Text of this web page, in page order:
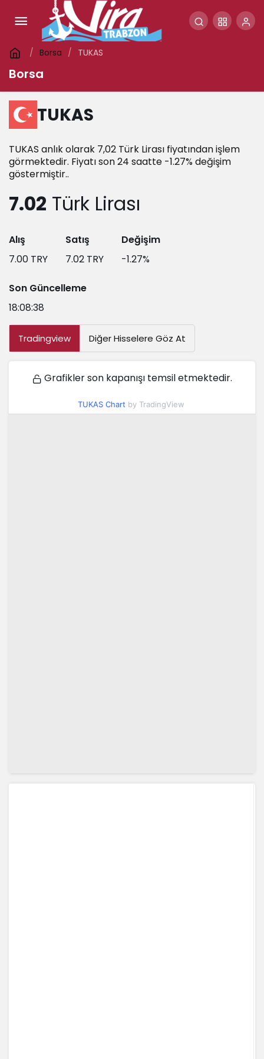
Borsa TUKAS
Borsa
TUKAS
TUKAS anlık olarak 7,02 Türk Lirası fiyatından işlem
görmektedir. Fiyatı son 24 saatte -1.27% değişim
göstermiştir..
7.02 Türk Lirası
Alış
7.00 TRY
Satış
7.02 TRY
Değişim
-1.27%
Son Güncelleme
18:08:38
Tradingview Diğer Hisselere Göz At
Grafikler son kapanışı temsil etmektedir.
TUKAS Chart by TradingView